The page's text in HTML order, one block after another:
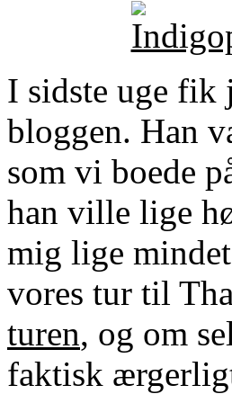
I sidste uge fik
bloggen. Han
som vi boede
han ville lige
mig lige
vores tur til
turen, og om
faktisk